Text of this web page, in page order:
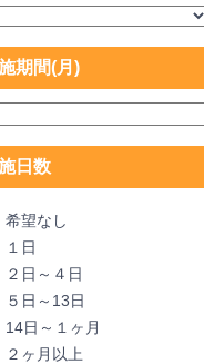
期間(月)
日数
希望なし
１日
２日～４日
５日～13日
14日～１ヶ月
２ヶ月以上